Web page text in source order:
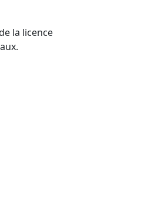
la licence